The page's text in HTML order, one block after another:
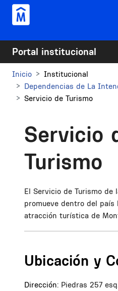
Pasar al contenido principal
Portal institucional
Inicio
Institucional
Dependencias de La
Servicio de Turismo
Servicio
Turismo
El Servicio de Turismo de
promueve dentro del país
atracción turística de
Ubicación y
Dirección: Piedras 257